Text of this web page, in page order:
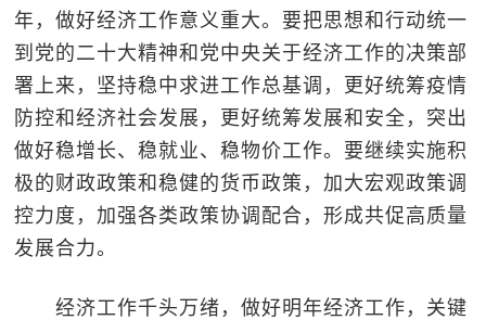
年，做好经济工作意义重大。要把思想和行动统一
到党的二十大精神和党中央关于经济工作的决策部
署上来，坚持稳中求进工作总基调，更好统筹疫情
防控和经济社会发展，更好统筹发展和安全，突出
做好稳增长、稳就业、稳物价工作。要继续实施积
极的财政政策和稳健的货币政策，加大宏观政策调
控力度，加强各类政策协调配合，形成共促高质量
发展合力。
经济工作千头万绪，做好明年经济工作，关键